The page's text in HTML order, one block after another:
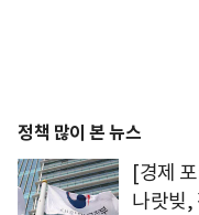
정책 많이 본 뉴스
[경제
나랏빚,